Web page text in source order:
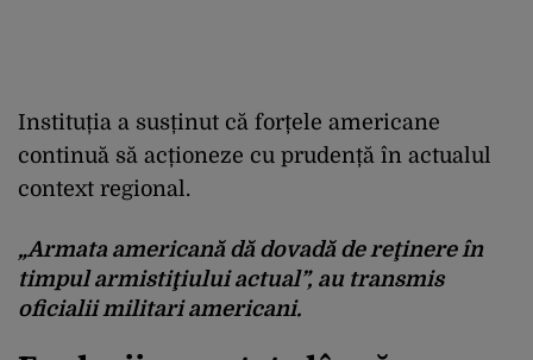
Instituția a susținut că forțele americane
continuă să acționeze cu prudență în actualul
context regional.
„Armata americană dă dovadă de reţinere în
timpul armistiţiului actual”, au transmis
oficialii militari americani.